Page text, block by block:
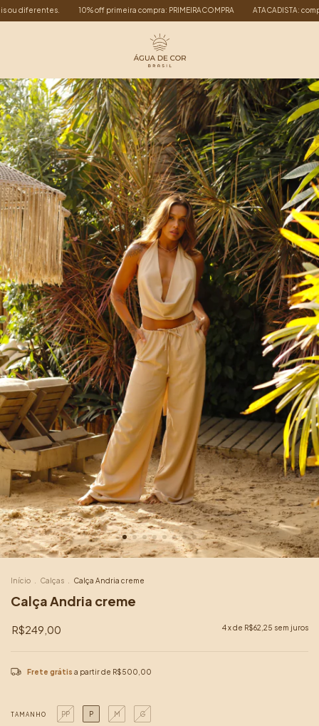
10% off primeira compra: PRIMEIRACOMPRA ATACADISTA: compre a partir
Início Calças Calça Andria creme
Calça Andria creme
R$249,00 4x de R$62,25 sem juros
Frete grátis a partir de R$500,00
TAMANHO PP P M G